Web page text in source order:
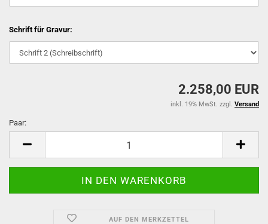
Schrift für Gravur:
2.258,00 EUR
inkl. 19% MwSt. zzgl. Versand
Paar:
AUF DEN MERKZETTEL